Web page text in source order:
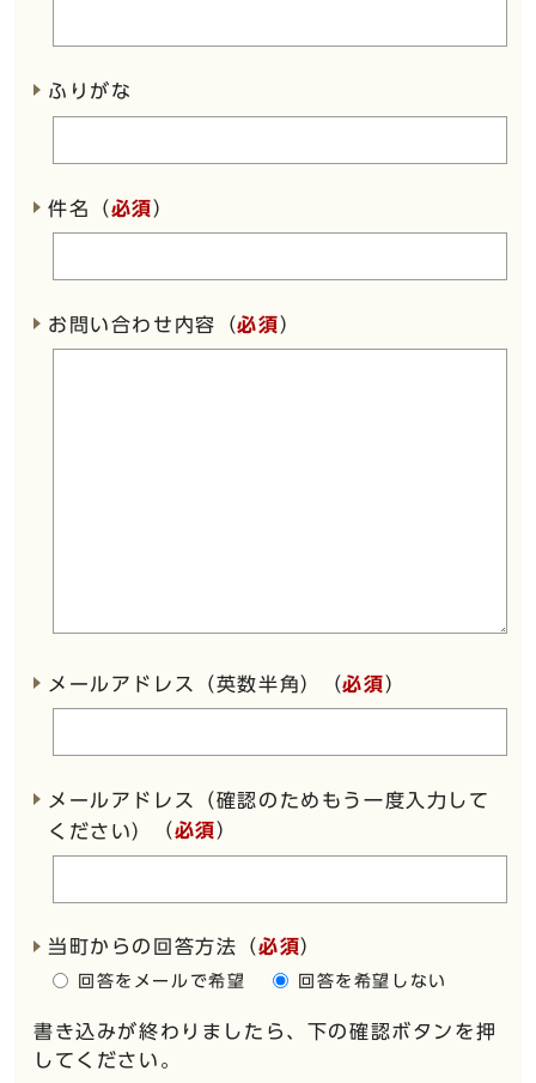
ふりがな
件名（必須）
お問い合わせ内容（必須）
メールアドレス（英数半角）（必須）
メールアドレス（確認のためもう一度入力して
ください）
（必須）
当町からの回答方法 （必須）
回答をメールで希望 回答を希望しない
書き込みが終わりましたら、下の確認ボタンを押
してください。